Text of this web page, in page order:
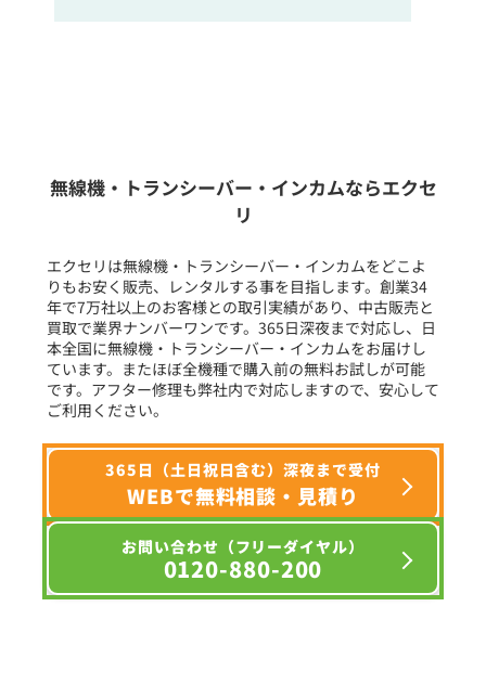
フリーワード入力(製品名等)
選択条件をリセット
無線機・トランシーバー・インカムならエクセ
リ
エクセリは無線機・トランシーバー・インカムをどこよ
りもお安く販売、レンタルする事を目指します。創業34
年で7万社以上のお客様との取引実績があり、中古販売と
買取で業界ナンバーワンです。365日深夜まで対応し、日
本全国に無線機・トランシーバー・インカムをお届けし
ています。またほぼ全機種で購入前の無料お試しが可能
です。アフター修理も弊社内で対応しますので、安心して
ご利用ください。
365日（土日祝日含む）深夜まで受付
WEBで無料相談・見積り
お問い合わせ（フリーダイヤル）
0120-880-200